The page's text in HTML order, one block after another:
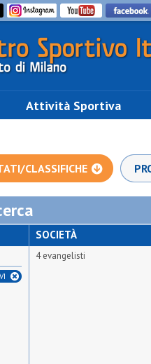
Attività Sportiva
CLASSIFICHE
SOCIETÀ
4 evangelisti